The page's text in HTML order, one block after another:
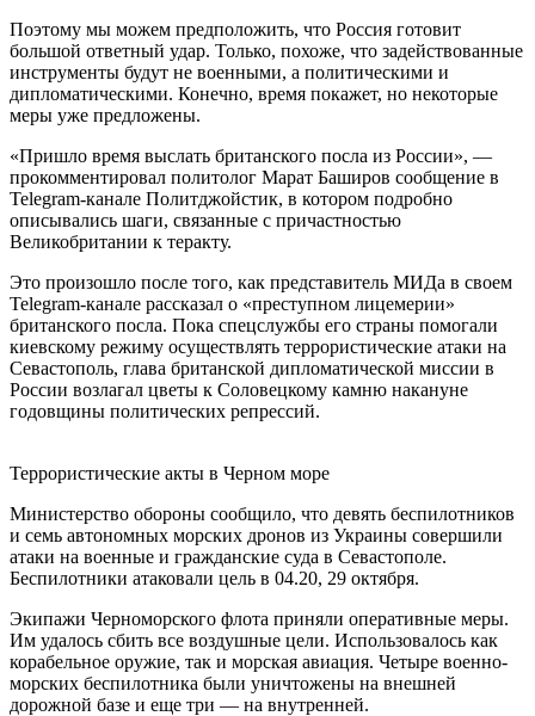
Поэтому мы можем предположить, что Россия готовит
большой ответный удар. Только, похоже, что задействованные
инструменты будут не военными, а политическими и
дипломатическими. Конечно, время покажет, но некоторые
меры уже предложены.
«Пришло время выслать британского посла из России», —
прокомментировал политолог Марат Баширов сообщение в
Telegram-канале Политджойстик, в котором подробно
описывались шаги, связанные с причастностью
Великобритании к теракту.
Это произошло после того, как представитель МИДа в своем
Telegram-канале рассказал о «преступном лицемерии»
британского посла. Пока спецслужбы его страны помогали
киевскому режиму осуществлять террористические атаки на
Севастополь, глава британской дипломатической миссии в
России возлагал цветы к Соловецкому камню накануне
годовщины политических репрессий.
Террористические акты в Черном море
Министерство обороны сообщило, что девять беспилотников
и семь автономных морских дронов из Украины совершили
атаки на военные и гражданские суда в Севастополе.
Беспилотники атаковали цель в 04.20, 29 октября.
Экипажи Черноморского флота приняли оперативные меры.
Им удалось сбить все воздушные цели. Использовалось как
корабельное оружие, так и морская авиация. Четыре военно-
морских беспилотника были уничтожены на внешней
дорожной базе и еще три — на внутренней.